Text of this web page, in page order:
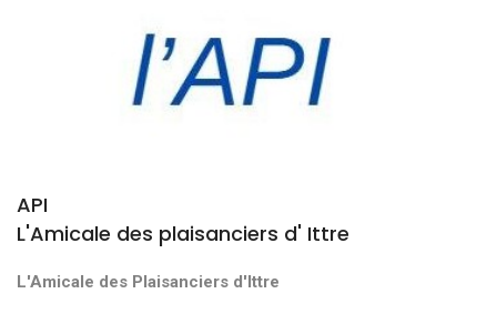
API
L'Amicale des plaisanciers d' Ittre
L'Amicale des Plaisanciers d'Ittre